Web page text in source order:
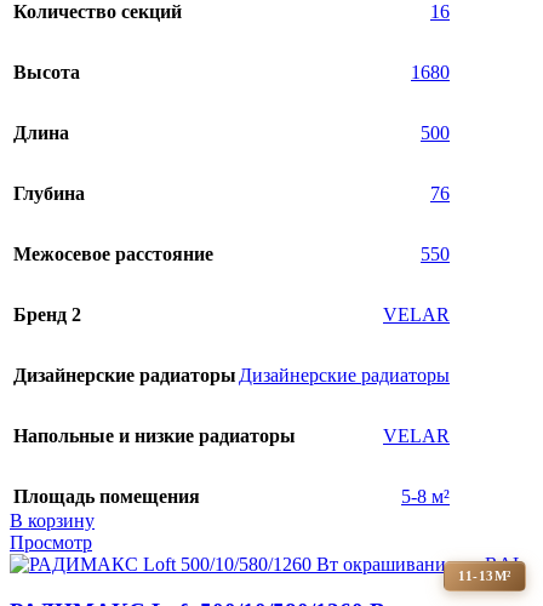
Количество секций 16
Высота 1680
Длина 500
Глубина 76
Межосевое расстояние 550
Бренд 2 VELAR
Дизайнерские радиаторы Дизайнерские радиаторы
Напольные и низкие радиаторы VELAR
Площадь помещения
5-8 м²
В корзину
Просмотр
11-13М²